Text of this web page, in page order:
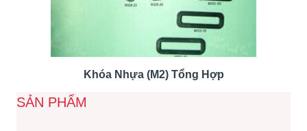
Khóa Nhựa (M2) Tổng Hợp
SẢN PHẨM